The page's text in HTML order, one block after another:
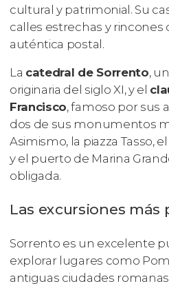
cultural y patrimonial. Su
calles estrechas y rincones
auténtica postal.
La catedral de Sorrento,
originaria del siglo XI, y el
Francisco, famoso por sus
dos de sus monumentos
Asimismo, la piazza Tasso,
y el puerto de Marina
obligada.
Las excursiones más
Sorrento es un excelente
explorar lugares como
antiguas ciudades